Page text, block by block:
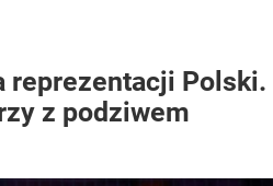
reprezentacji Polski.
z podziwem